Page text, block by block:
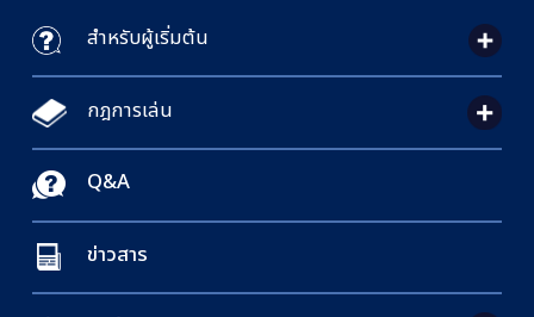
สำหรับผู้เริ่มต้น
กฎการเล่น
Q&A
ข่าวสาร